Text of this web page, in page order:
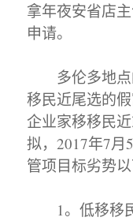
拿年夜安省店
申请。
多伦多地点
移民近尾选的
企业家移移民
拟，2017年7月
管项目标劣势以
1。低移移民